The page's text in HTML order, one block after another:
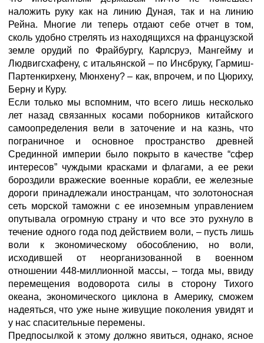
наложить руку как на линию Дуная, так и на линию
Рейна. Многие ли теперь отдают себе отчет в том,
сколь удобно стрелять из находящихся на французской
земле орудий по Фрайбургу, Карлсруэ, Мангейму и
Людвигсхафену, с итальянской – по Инсбруку, Гармиш-
Партенкирхену, Мюнхену? – как, впрочем, и по Цюриху,
Берну и Куру.
Если только мы вспомним, что всего лишь несколько
лет назад связанных косами поборников китайского
самоопределения вели в заточение и на казнь, что
пограничное и основное пространство древней
Срединной империи было покрыто в качестве “сфер
интересов” чуждыми красками и флагами, а ее реки
бороздили вражеские военные корабли, ее железные
дороги принадлежали иностранцам, что золотоносная
сеть морской таможни с ее иноземным управлением
опутывала огромную страну и что все это рухнуло в
течение одного года под действием воли, – пусть лишь
воли к экономическому обособлению, но воли,
исходившей от неорганизованной в военном
отношении 448-миллионной массы, – тогда мы, ввиду
перемещения водоворота силы в сторону Тихого
океана, экономического циклона в Америку, сможем
надеяться, что уже ныне живущие поколения увидят и
у нас спасительные перемены.
Предпосылкой к этому должно явиться, однако, ясное